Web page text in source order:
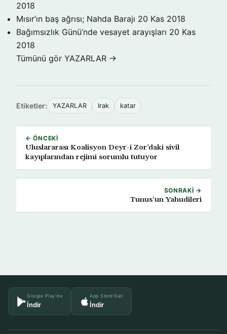
2018
Mısır’ın baş ağrısı; Nahda Barajı 20 Kas 2018
Bağımsızlık Günü’nde vesayet arayışları 20 Kas
2018
Tümünü gör YAZARLAR →
Etiketler: YAZARLAR Irak katar
← ÖNCEKI
Uluslararası Koalisyon Deyr-i Zor’daki sivil
kayıplarından rejimi sorumlu tutuyor
SONRAKI →
Tunus’un Yahudileri
Google Play'de
İndir
App Store'dan
İndir